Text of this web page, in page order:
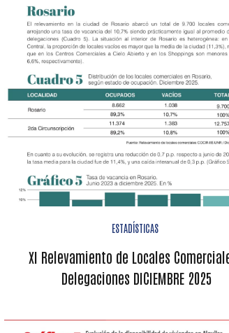
ESTADÍSTICAS
XI Relevamiento de Locales
Delegaciones DICIEMBRE 2025